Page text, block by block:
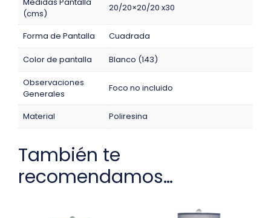
(cms)
20/20×20/20 x30
Forma de Pantalla Cuadrada
Color de pantalla
Blanco (143)
Observaciones
Generales
Foco no incluido
Material Poliresina
También te
recomendamos…